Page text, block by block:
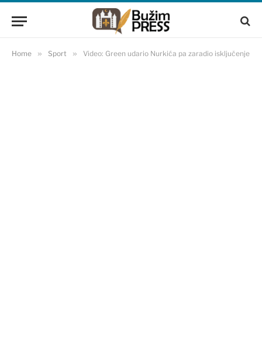
Home » Sport » Video: Green udario Nurkića pa zaradio isključenje